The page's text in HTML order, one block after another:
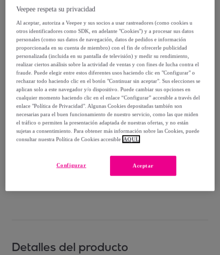
79,99 €
114, 30 €
-30%
Vendido porAmefa Couzon
Entrega
Entrega desde8,98 €
y el
Detalles del producto
Veepee respeta su privacidad
Al aceptar, autoriza a Veepee y sus socios a usar rastreadores (como cookies u
otros identificadores como SDK, en adelante "Cookies") y a procesar sus datos
personales (como sus datos de navegación, datos de pedidos e información
proporcionada en su cuenta de miembro) con el fin de ofrecerle publicidad
personalizada (incluida en su pantalla de televisión) y medir su rendimiento,
realizar ciertos análisis sobre la actividad de ventas y con fines de lucha contra el
fraude. Puede elegir entre estos diferentes usos haciendo clic en "Configurar" o
rechazar todo haciendo clic en el botón "Continuar sin aceptar". Sus elecciones se
aplican solo a este navegador y/o dispositivo. Puede cambiar sus opciones en
cualquier momento haciendo clic en el enlace “Configurar” accesible a través del
enlace "Política de Privacidad". Algunas Cookies depositadas también son
necesarias para el buen funcionamiento de nuestro servicio, como las que miden
el tráfico o permiten la presentación adaptada de nuestras ofertas, y no están
sujetas a consentimiento. Para obtener más información sobre las Cookies, puede
consultar nuestra Política de Cookies accesible AQUÍ.
Aceptar
Configurar